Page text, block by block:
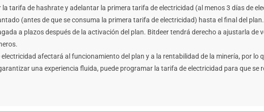
tarifa de hashrate y adelantar la primera tarifa de electricidad (al menos 3 días de
(antes de que se consuma la primera tarifa de electricidad) hasta el final del plan.
a plazos después de la activación del plan. Bitdeer tendrá derecho a ajustarla de
afectará al funcionamiento del plan y a la rentabilidad de la minería, por lo
una experiencia fluida, puede programar la tarifa de electricidad para que se